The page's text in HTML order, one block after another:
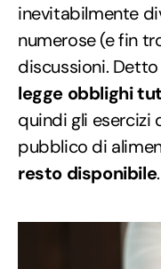
inevitabilmente
numerose (e fin
discussioni.
legge obblighi
quindi gli esercizi
pubblico di
resto disponibile.